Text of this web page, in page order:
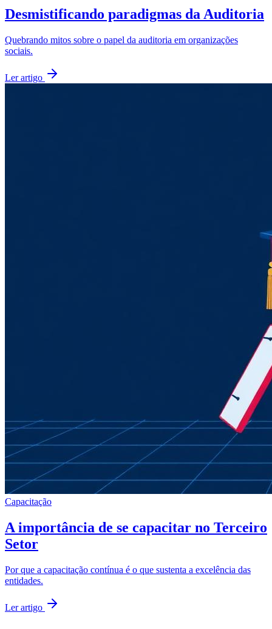
Desmistificando paradigmas da Auditoria
Quebrando mitos sobre o papel da auditoria em organizações
sociais.
Ler artigo
Capacitação
A importância de se capacitar no Terceiro
Setor
Por que a capacitação contínua é o que sustenta a excelência das
entidades.
Ler artigo